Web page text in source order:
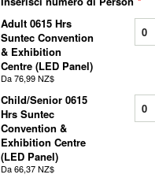
Adult 0615 Hrs
Suntec Convention
& Exhibition
Centre (LED Panel)
Da76,99 NZ$
Child/Senior 0615
Hrs Suntec
Convention &
Exhibition Centre
(LED Panel)
Da66,37 NZ$